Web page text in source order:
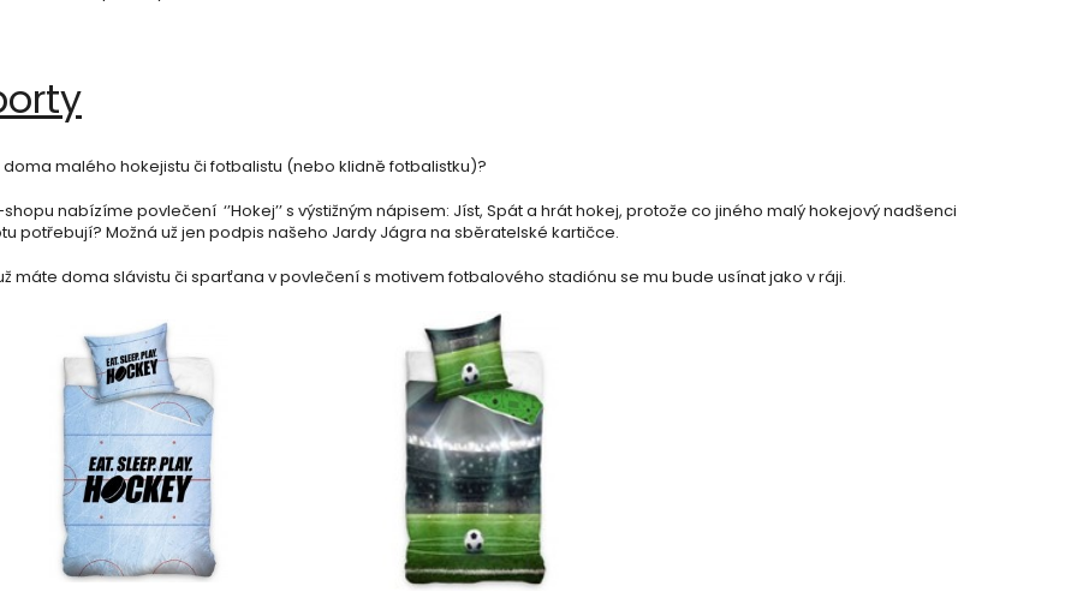
doma malého hokejistu či fotbalistu (nebo klidně fotbalistku)?
nabízíme povlečení ‘’Hokej’’ s výstižným nápisem: Jíst, Spát a hrát hokej, protože co jiného malý hokejový nadšenci
potřebují? Možná už jen podpis našeho Jardy Jágra na sběratelské kartičce.
máte doma slávistu či sparťana v povlečení s motivem fotbalového stadiónu se mu bude usínat jako v ráji.